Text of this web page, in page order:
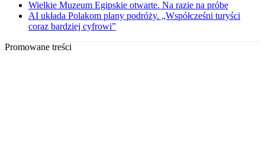
Wielkie Muzeum Egipskie otwarte. Na razie na próbę
AI układa Polakom plany podróży. „Współcześni turyści
coraz bardziej cyfrowi”
Promowane treści